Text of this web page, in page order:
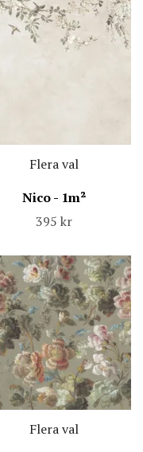
Flera val
Nico - 1m²
395 kr
Flera val